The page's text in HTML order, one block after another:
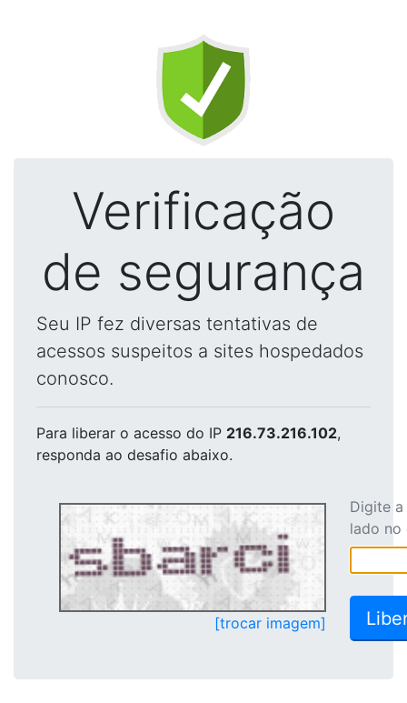
Verificação
de segurança
Seu IP fez diversas tentativas de
acessos suspeitos a sites hospedados
conosco.
Para liberar o acesso do IP 216.73.216.102,
responda ao desafio abaixo.
[trocar imagem]
Digite
lado no